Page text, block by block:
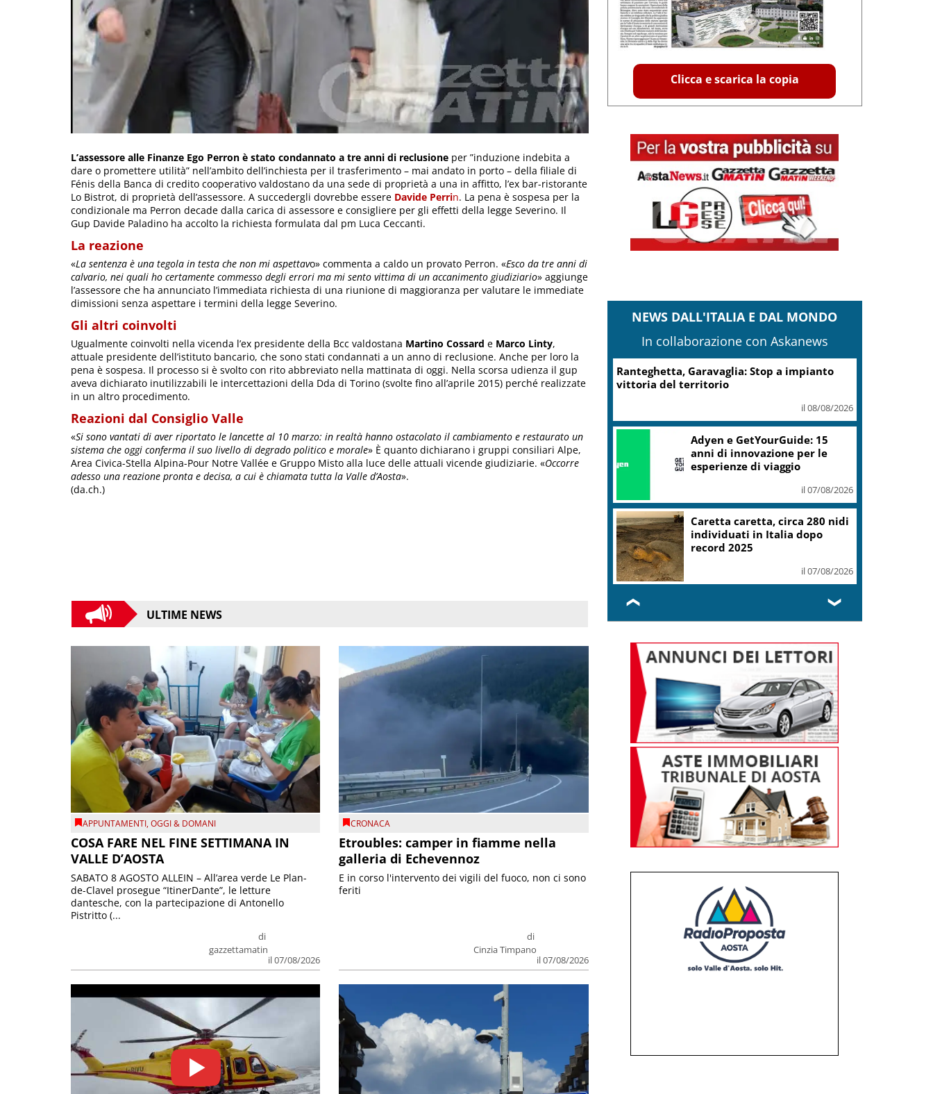
L’assessore alle Finanze Ego Perron è stato condannato a tre anni di reclusione per ”induzione indebita a
dare o promettere utilità” nell’ambito dell’inchiesta per il trasferimento – mai andato in porto – della filiale di
Fénis della Banca di credito cooperativo valdostano da una sede di proprietà a una in affitto, l’ex bar-ristorante
Lo Bistrot, di proprietà dell’assessore. A succedergli dovrebbe essere Davide Perrin. La pena è sospesa per la
condizionale ma Perron decade dalla carica di assessore e consigliere per gli effetti della legge Severino. Il
Gup Davide Paladino ha accolto la richiesta formulata dal pm Luca Ceccanti.
La reazione
«La sentenza è una tegola in testa che non mi aspettavo» commenta a caldo un provato Perron. «Esco da tre anni di
calvario, nei quali ho certamente commesso degli errori ma mi sento vittima di un accanimento giudiziario» aggiunge
l’assessore che ha annunciato l’immediata richiesta di una riunione di maggioranza per valutare le immediate
dimissioni senza aspettare i termini della legge Severino.
Gli altri coinvolti
Ugualmente coinvolti nella vicenda l’ex presidente della Bcc valdostana Martino Cossard e Marco Linty,
attuale presidente dell’istituto bancario, che sono stati condannati a un anno di reclusione. Anche per loro la
pena è sospesa. Il processo si è svolto con rito abbreviato nella mattinata di oggi. Nella scorsa udienza il gup
aveva dichiarato inutilizzabili le intercettazioni della Dda di Torino (svolte fino all’aprile 2015) perché realizzate
in un altro procedimento.
Reazioni dal Consiglio Valle
«Si sono vantati di aver riportato le lancette al 10 marzo: in realtà hanno ostacolato il cambiamento e restaurato un
sistema che oggi conferma il suo livello di degrado politico e morale» È quanto dichiarano i gruppi consiliari Alpe,
Area Civica-Stella Alpina-Pour Notre Vallée e Gruppo Misto alla luce delle attuali vicende giudiziarie. «Occorre
adesso una reazione pronta e decisa, a cui è chiamata tutta la Valle d’Aosta».
(da.ch.)
ULTIME NEWS
APPUNTAMENTI,OGGI & DOMANI
COSA FARE NEL FINE SETTIMANA IN
VALLE D’AOSTA
di
gazzettamatin
il 07/08/2026
SABATO 8 AGOSTO ALLEIN – All’area verde Le Plan-
de-Clavel prosegue “ItinerDante”, le letture
dantesche, con la partecipazione di Antonello
Pistritto (...
CRONACA
Etroubles: camper in fiamme nella
galleria di Echevennoz
di
Cinzia Timpano
il 07/08/2026
E in corso l'intervento dei vigili del fuoco, non ci sono
feriti
Clicca e scarica la copia
NEWS DALL'ITALIA E DAL MONDO
In collaborazione con Askanews
Ranteghetta, Garavaglia: Stop a impianto
vittoria del territorio
il 08/08/2026
Adyen e GetYourGuide: 15
anni di innovazione per le
esperienze di viaggio
il 07/08/2026
Caretta caretta, circa 280 nidi
individuati in Italia dopo
record 2025
il 07/08/2026
❮ ❯